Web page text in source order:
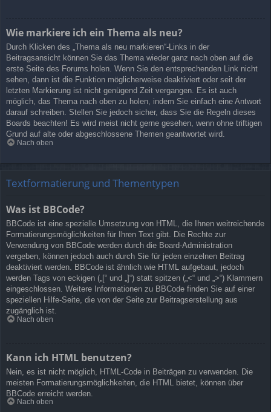
Wie markiere ich ein Thema als neu?
Durch Klicken des „Thema als neu markieren“-Links in der
Beitragsansicht können Sie das Thema wieder ganz nach oben auf die
erste Seite des Forums holen. Wenn Sie den entsprechenden Link nicht
sehen, dann ist die Funktion möglicherweise deaktiviert oder seit der
letzten Markierung ist nicht genügend Zeit vergangen. Es ist auch
möglich, das Thema nach oben zu holen, indem Sie einfach eine Antwort
darauf schreiben. Stellen Sie jedoch sicher, dass Sie die Regeln dieses
Boards beachten! Es wird meist nicht gerne gesehen, wenn ohne triftigen
Grund auf alte oder abgeschlossene Themen geantwortet wird.
Nach oben
Textformatierung und Thementypen
Was ist BBCode?
BBCode ist eine spezielle Umsetzung von HTML, die Ihnen weitreichende
Formatierungsmöglichkeiten für Ihren Text gibt. Die Rechte zur
Verwendung von BBCode werden durch die Board-Administration
vergeben, können jedoch auch durch Sie für jeden einzelnen Beitrag
deaktiviert werden. BBCode ist ähnlich wie HTML aufgebaut, jedoch
werden Tags von eckigen („[“ und „]“) statt spitzen („<“ und „>“) Klammern
eingeschlossen. Weitere Informationen zu BBCode finden Sie auf einer
speziellen Hilfe-Seite, die von der Seite zur Beitragserstellung aus
zugänglich ist.
Nach oben
Kann ich HTML benutzen?
Nein, es ist nicht möglich, HTML-Code in Beiträgen zu verwenden. Die
meisten Formatierungsmöglichkeiten, die HTML bietet, können über
BBCode erreicht werden.
Nach oben